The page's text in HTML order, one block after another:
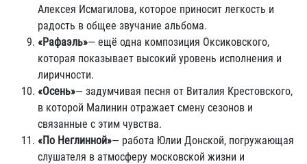
Алексея Исмагилова, которое приносит легкость и
радость в общее звучание альбома.
«Рафаэль»— ещё одна композиция Оксиковского,
которая показывает высокий уровень исполнения и
лиричности.
«Осень»— задумчивая песня от Виталия Крестовского,
в которой Малинин отражает смену сезонов и
связанные с этим чувства.
«По Неглинной»— работа Юлии Донской, погружающая
слушателя в атмосферу московской жизни и